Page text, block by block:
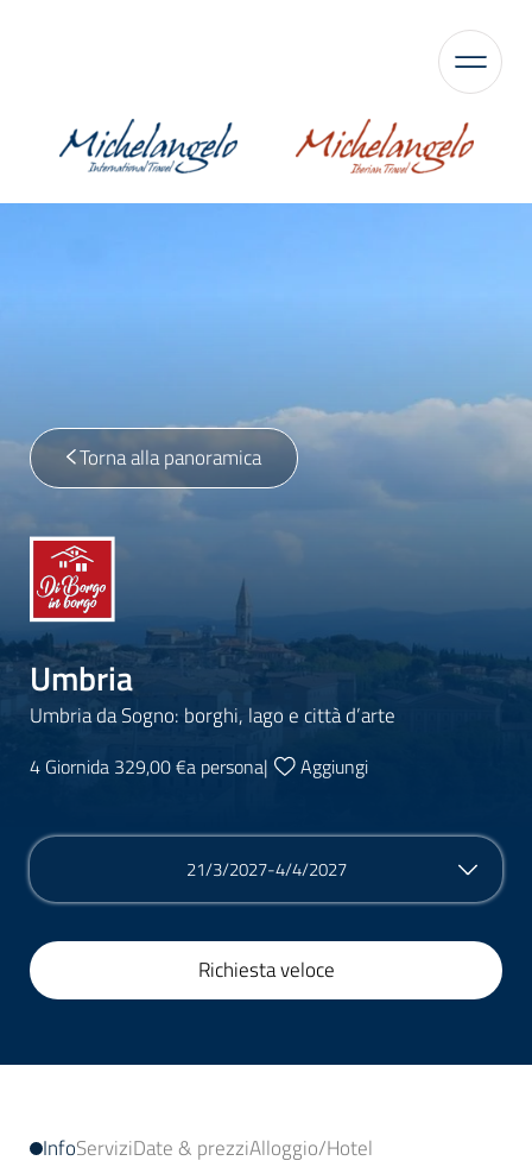
Torna alla panoramica
Umbria
Umbria da Sogno: borghi, lago e città d’arte
4 Giornida 329,00 €a persona| Aggiungi
21/3/2027-4/4/2027
Richiesta veloce
InfoServiziDate & prezziAlloggio/Hotel